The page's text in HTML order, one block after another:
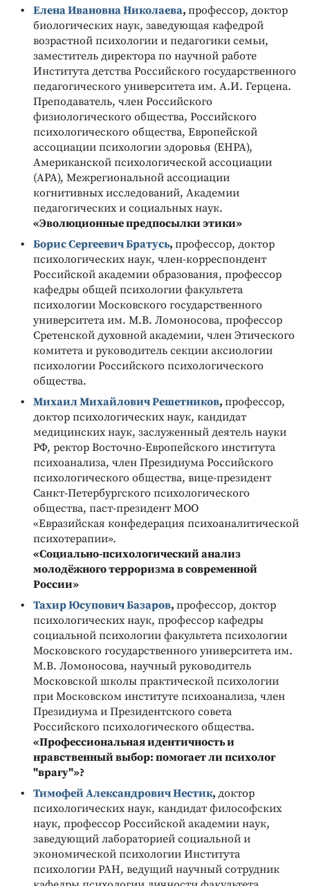
Елена Ивановна Николаева, профессор, доктор
биологических наук, заведующая кафедрой
возрастной психологии и педагогики семьи,
заместитель директора по научной работе
Института детства Российского государственного
педагогического университета им. А.И. Герцена.
Преподаватель, член Российского
физиологического общества, Российского
психологического общества, Европейской
ассоциации психологии здоровья (EHPA),
Американской психологической ассоциации
(APA), Межрегиональной ассоциации
когнитивных исследований, Академии
педагогических и социальных наук.
«Эволюционные предпосылки этики»
Борис Сергеевич Братусь, профессор, доктор
психологических наук, член-корреспондент
Российской академии образования, профессор
кафедры общей психологии факультета
психологии Московского государственного
университета им. М.В. Ломоносова, профессор
Сретенской духовной академии, член Этического
комитета и руководитель секции аксиологии
психологии Российского психологического
общества.
Михаил Михайлович Решетников, профессор,
доктор психологических наук, кандидат
медицинских наук, заслуженный деятель науки
РФ, ректор Восточно-Европейского института
психоанализа, член Президиума Российского
психологического общества, вице-президент
Санкт-Петербургского психологического
общества, паст-президент МОО
«Евразийская конфедерация психоаналитической
психотерапии».
«Социально-психологический анализ
молодёжного терроризма в современной
России»
Тахир Юсупович Базаров, профессор, доктор
психологических наук, профессор кафедры
социальной психологии факультета психологии
Московского государственного университета им.
М.В. Ломоносова, научный руководитель
Московской школы практической психологии
при Московском институте психоанализа, член
Президиума и Президентского совета
Российского психологического общества.
«Профессиональная идентичность и
нравственный выбор: помогает ли психолог
"врагу"»?
Тимофей Александрович Нестик, доктор
психологических наук, кандидат философских
наук, профессор Российской академии наук,
заведующий лабораторией социальной и
экономической психологии Института
психологии РАН, ведущий научный сотрудник